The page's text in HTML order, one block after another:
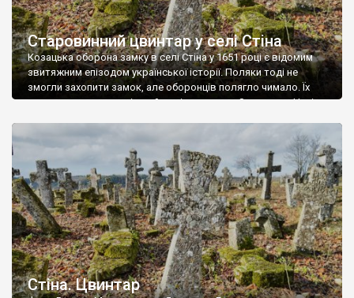
Старовинний цвинтар у селі Стіна
Козацька оборона замку в селі Стіна у 1651 році є відомим
звитяжним епізодом української історії. Поляки тоді не
змогли захопити замок, але оборонців полягло чимало. Їх
поховали на цвинтарі, який тоді називався Замковим. Нині на
ньому чимало хрестів 19 століття, є такі, де епітафії стер […]
Стіна. Цвинтар